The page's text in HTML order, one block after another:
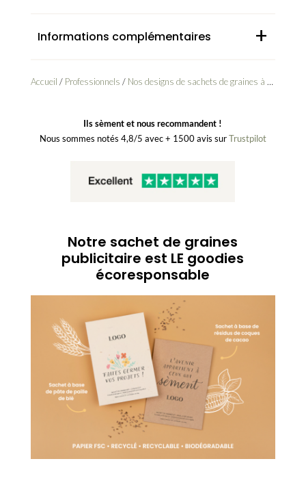
Informations complémentaires +
Accueil / Professionnels / Nos designs de sachets de graines à personnaliser pour les professionnels
Ils sèment et nous recommandent !
Nous sommes notés 4,8/5 avec + 1500 avis surTrustpilot
Notre sachet de graines
publicitaire est LE goodies
écoresponsable